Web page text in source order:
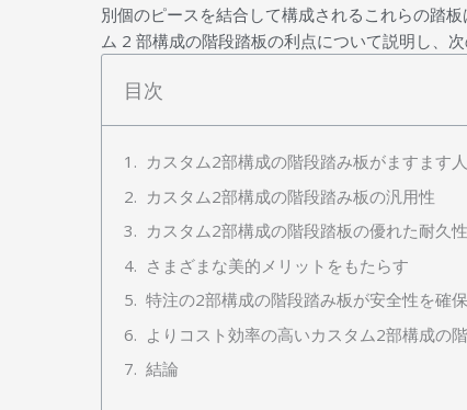
別個のピースを結合して構成されるこれらの踏
ム 2 部構成の階段踏板の利点について説明し、
目次
カスタム2部構成の階段踏み板がますます
カスタム2部構成の階段踏み板の汎用性
カスタム2部構成の階段踏板の優れた耐久性
さまざまな美的メリットをもたらす
特注の2部構成の階段踏み板が安全性を確保
よりコスト効率の高いカスタム2部構成の
結論